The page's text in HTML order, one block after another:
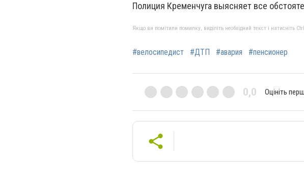
Полиция Кременчуга выясняет все
Якщо ви помітили помилку, виділіть необхідний текст і натисніть
#велосипедист #ДТП #авария #пенсионер
0,0 Оцініть